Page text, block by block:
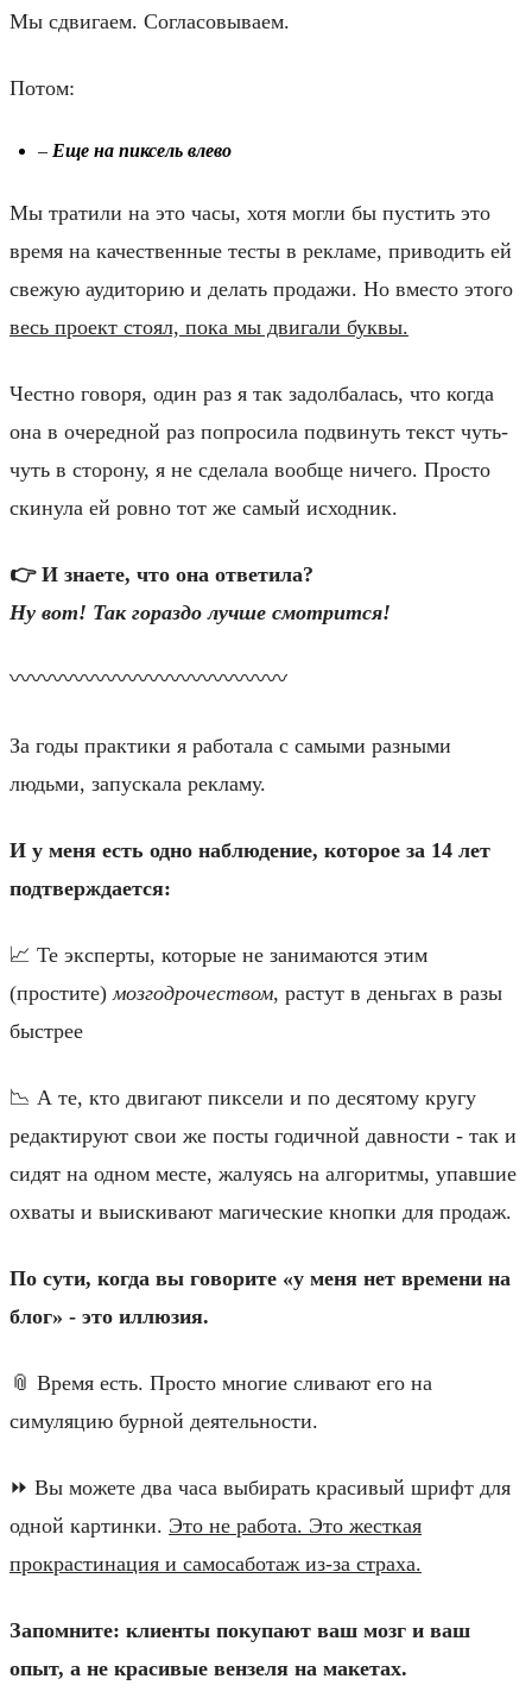
Мы сдвигаем. Согласовываем.
Потом:
– Еще на пиксель влево
Мы тратили на это часы, хотя могли бы пустить это
время на качественные тесты в рекламе, приводить ей
свежую аудиторию и делать продажи. Но вместо этого
весь проект стоял, пока мы двигали буквы.
Честно говоря, один раз я так задолбалась, что когда
она в очередной раз попросила подвинуть текст чуть-
чуть в сторону, я не сделала вообще ничего. Просто
скинула ей ровно тот же самый исходник.
👉 И знаете, что она ответила?
Ну вот! Так гораздо лучше смотрится!
〰️〰️〰️〰️〰️〰️〰️〰️〰️〰️〰️〰️〰️
За годы практики я работала с самыми разными
людьми, запускала рекламу.
И у меня есть одно наблюдение, которое за 14 лет
подтверждается:
📈 Те эксперты, которые не занимаются этим
(простите) мозгодрочеством, растут в деньгах в разы
быстрее
📉 А те, кто двигают пиксели и по десятому кругу
редактируют свои же посты годичной давности - так и
сидят на одном месте, жалуясь на алгоритмы, упавшие
охваты и выискивают магические кнопки для продаж.
По сути, когда вы говорите «у меня нет времени на
блог» - это иллюзия.
📎 Время есть. Просто многие сливают его на
симуляцию бурной деятельности.
⏩️ Вы можете два часа выбирать красивый шрифт для
одной картинки. Это не работа. Это жесткая
прокрастинация и самосаботаж из-за страха.
Запомните: клиенты покупают ваш мозг и ваш
опыт, а не красивые вензеля на макетах.